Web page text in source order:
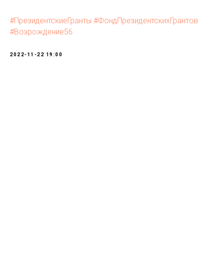
#ПрезидентскиеГранты #ФондПрезидентскихГрантов
#Возрождение56
2022-11-22 19:00